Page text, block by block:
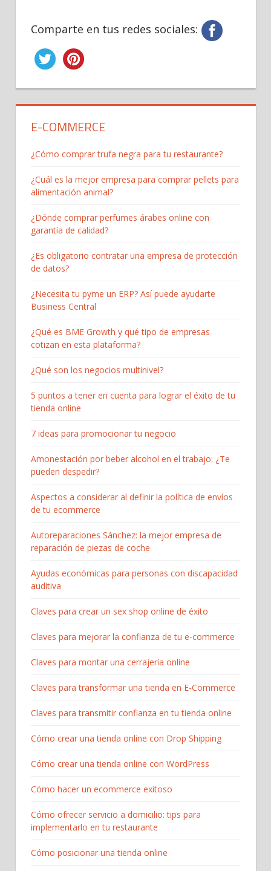
Comparte en tus redes sociales:
E-COMMERCE
¿Cómo comprar trufa negra para tu restaurante?
¿Cuál es la mejor empresa para comprar pellets para
alimentación animal?
¿Dónde comprar perfumes árabes online con
garantía de calidad?
¿Es obligatorio contratar una empresa de protección
de datos?
¿Necesita tu pyme un ERP? Así puede ayudarte
Business Central
¿Qué es BME Growth y qué tipo de empresas
cotizan en esta plataforma?
¿Qué son los negocios multinivel?
5 puntos a tener en cuenta para lograr el éxito de tu
tienda online
7 ideas para promocionar tu negocio
Amonestación por beber alcohol en el trabajo: ¿Te
pueden despedir?
Aspectos a considerar al definir la política de envíos
de tu ecommerce
Autoreparaciones Sánchez: la mejor empresa de
reparación de piezas de coche
Ayudas económicas para personas con discapacidad
auditiva
Claves para crear un sex shop online de éxito
Claves para mejorar la confianza de tu e-commerce
Claves para montar una cerrajería online
Claves para transformar una tienda en E-Commerce
Claves para transmitir confianza en tu tienda online
Cómo crear una tienda online con Drop Shipping
Cómo crear una tienda online con WordPress
Cómo hacer un ecommerce exitoso
Cómo ofrecer servicio a domicilio: tips para
implementarlo en tu restaurante
Cómo posicionar una tienda online